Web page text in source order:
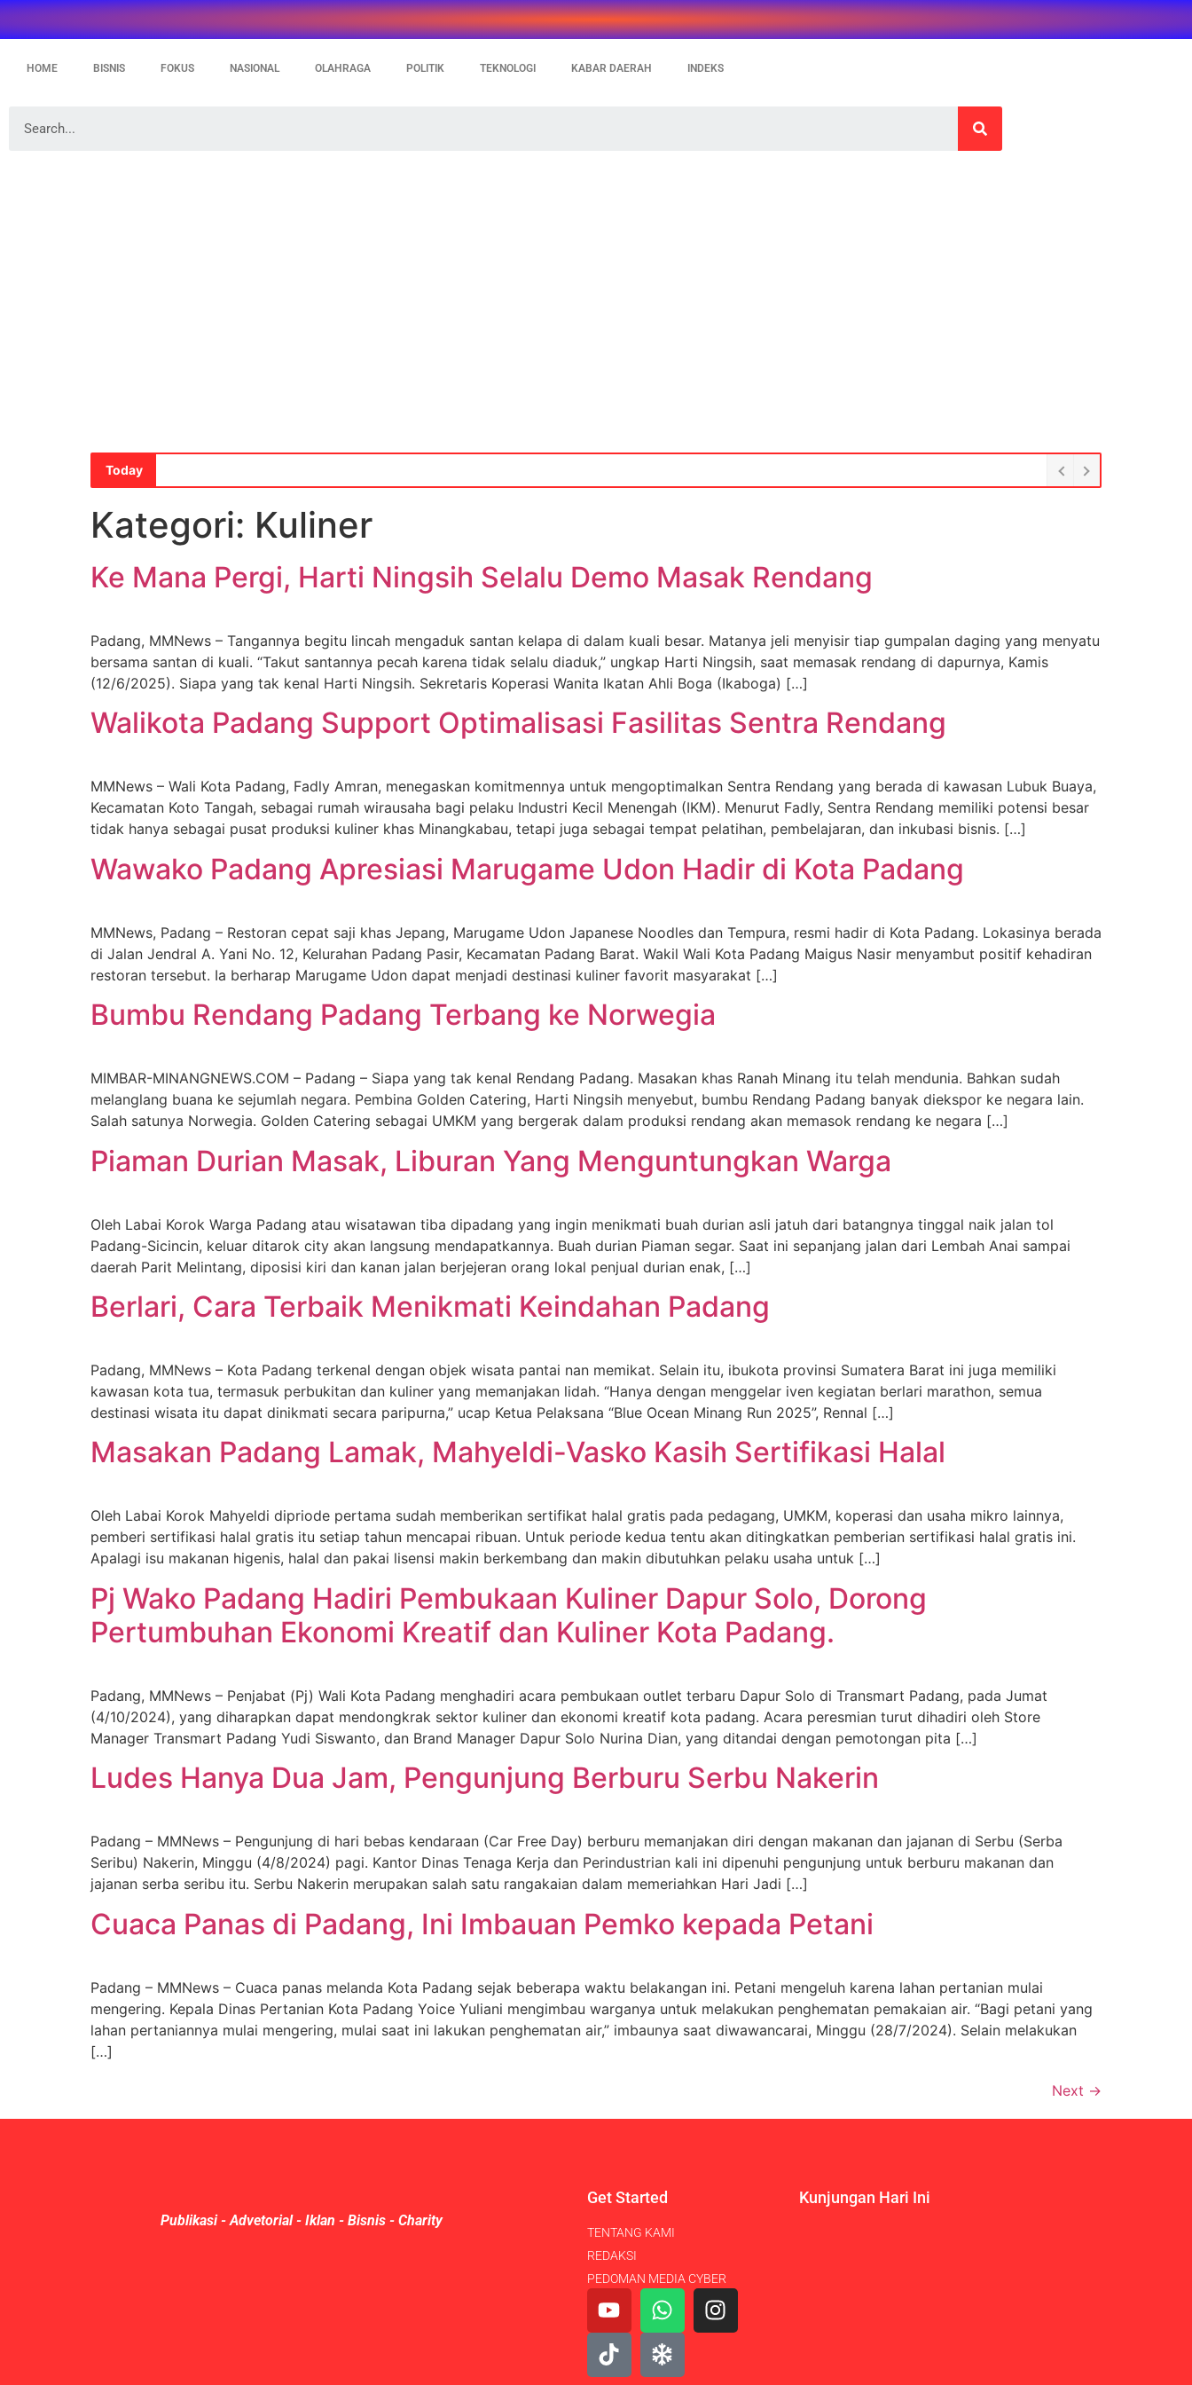
HOME BISNIS FOKUS NASIONAL OLAHRAGA POLITIK TEKNOLOGI KABAR DAERAH INDEKS
Today
Kategori: Kuliner
Ke Mana Pergi, Harti Ningsih Selalu Demo Masak Rendang
Padang, MMNews – Tangannya begitu lincah mengaduk santan kelapa di dalam kuali besar. Matanya jeli menyisir tiap gumpalan daging yang menyatu
bersama santan di kuali. “Takut santannya pecah karena tidak selalu diaduk,” ungkap Harti Ningsih, saat memasak rendang di dapurnya, Kamis
(12/6/2025). Siapa yang tak kenal Harti Ningsih. Sekretaris Koperasi Wanita Ikatan Ahli Boga (Ikaboga) […]
Walikota Padang Support Optimalisasi Fasilitas Sentra Rendang
MMNews – Wali Kota Padang, Fadly Amran, menegaskan komitmennya untuk mengoptimalkan Sentra Rendang yang berada di kawasan Lubuk Buaya,
Kecamatan Koto Tangah, sebagai rumah wirausaha bagi pelaku Industri Kecil Menengah (IKM). Menurut Fadly, Sentra Rendang memiliki potensi besar
tidak hanya sebagai pusat produksi kuliner khas Minangkabau, tetapi juga sebagai tempat pelatihan, pembelajaran, dan inkubasi bisnis. […]
Wawako Padang Apresiasi Marugame Udon Hadir di Kota Padang
MMNews, Padang – Restoran cepat saji khas Jepang, Marugame Udon Japanese Noodles dan Tempura, resmi hadir di Kota Padang. Lokasinya berada
di Jalan Jendral A. Yani No. 12, Kelurahan Padang Pasir, Kecamatan Padang Barat. Wakil Wali Kota Padang Maigus Nasir menyambut positif kehadiran
restoran tersebut. Ia berharap Marugame Udon dapat menjadi destinasi kuliner favorit masyarakat […]
Bumbu Rendang Padang Terbang ke Norwegia
MIMBAR-MINANGNEWS.COM – Padang – Siapa yang tak kenal Rendang Padang. Masakan khas Ranah Minang itu telah mendunia. Bahkan sudah
melanglang buana ke sejumlah negara. Pembina Golden Catering, Harti Ningsih menyebut, bumbu Rendang Padang banyak diekspor ke negara lain.
Salah satunya Norwegia. Golden Catering sebagai UMKM yang bergerak dalam produksi rendang akan memasok rendang ke negara […]
Piaman Durian Masak, Liburan Yang Menguntungkan Warga
Oleh Labai Korok Warga Padang atau wisatawan tiba dipadang yang ingin menikmati buah durian asli jatuh dari batangnya tinggal naik jalan tol
Padang-Sicincin, keluar ditarok city akan langsung mendapatkannya. Buah durian Piaman segar. Saat ini sepanjang jalan dari Lembah Anai sampai
daerah Parit Melintang, diposisi kiri dan kanan jalan berjejeran orang lokal penjual durian enak, […]
Berlari, Cara Terbaik Menikmati Keindahan Padang
Padang, MMNews – Kota Padang terkenal dengan objek wisata pantai nan memikat. Selain itu, ibukota provinsi Sumatera Barat ini juga memiliki
kawasan kota tua, termasuk perbukitan dan kuliner yang memanjakan lidah. “Hanya dengan menggelar iven kegiatan berlari marathon, semua
destinasi wisata itu dapat dinikmati secara paripurna,” ucap Ketua Pelaksana “Blue Ocean Minang Run 2025”, Rennal […]
Masakan Padang Lamak, Mahyeldi-Vasko Kasih Sertifikasi Halal
Oleh Labai Korok Mahyeldi dipriode pertama sudah memberikan sertifikat halal gratis pada pedagang, UMKM, koperasi dan usaha mikro lainnya,
pemberi sertifikasi halal gratis itu setiap tahun mencapai ribuan. Untuk periode kedua tentu akan ditingkatkan pemberian sertifikasi halal gratis ini.
Apalagi isu makanan higenis, halal dan pakai lisensi makin berkembang dan makin dibutuhkan pelaku usaha untuk […]
Pj Wako Padang Hadiri Pembukaan Kuliner Dapur Solo, Dorong
Pertumbuhan Ekonomi Kreatif dan Kuliner Kota Padang.
Padang, MMNews – Penjabat (Pj) Wali Kota Padang menghadiri acara pembukaan outlet terbaru Dapur Solo di Transmart Padang, pada Jumat
(4/10/2024), yang diharapkan dapat mendongkrak sektor kuliner dan ekonomi kreatif kota padang. Acara peresmian turut dihadiri oleh Store
Manager Transmart Padang Yudi Siswanto, dan Brand Manager Dapur Solo Nurina Dian, yang ditandai dengan pemotongan pita […]
Ludes Hanya Dua Jam, Pengunjung Berburu Serbu Nakerin
Padang – MMNews – Pengunjung di hari bebas kendaraan (Car Free Day) berburu memanjakan diri dengan makanan dan jajanan di Serbu (Serba
Seribu) Nakerin, Minggu (4/8/2024) pagi. Kantor Dinas Tenaga Kerja dan Perindustrian kali ini dipenuhi pengunjung untuk berburu makanan dan
jajanan serba seribu itu. Serbu Nakerin merupakan salah satu rangakaian dalam memeriahkan Hari Jadi […]
Cuaca Panas di Padang, Ini Imbauan Pemko kepada Petani
Padang – MMNews – Cuaca panas melanda Kota Padang sejak beberapa waktu belakangan ini. Petani mengeluh karena lahan pertanian mulai
mengering. Kepala Dinas Pertanian Kota Padang Yoice Yuliani mengimbau warganya untuk melakukan penghematan pemakaian air. “Bagi petani yang
lahan pertaniannya mulai mengering, mulai saat ini lakukan penghematan air,” imbaunya saat diwawancarai, Minggu (28/7/2024). Selain melakukan
[…]
Next →
Publikasi - Advetorial - Iklan - Bisnis - Charity
Get Started
TENTANG KAMI
REDAKSI
PEDOMAN MEDIA CYBER
Kunjungan Hari Ini